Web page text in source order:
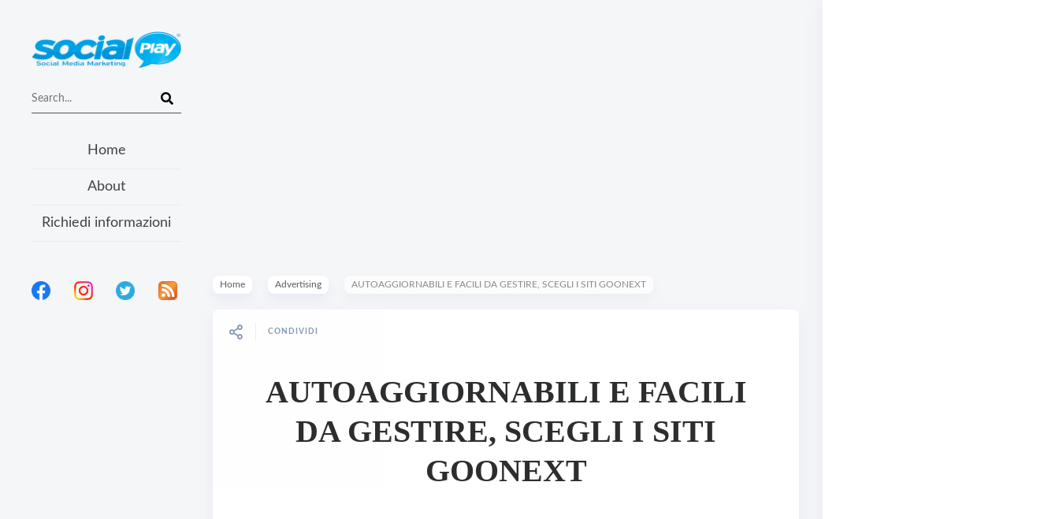
Home
About
Richiedi informazioni
Home Advertising AUTOAGGIORNABILI E FACILI DA GESTIRE, SCEGLI I SITI GOONEXT
CONDIVIDI
AUTOAGGIORNABILI E FACILI
DA GESTIRE, SCEGLI I SITI
GOONEXT